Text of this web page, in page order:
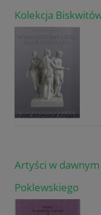
Kolekcja
Artyści w
Poklewskiego